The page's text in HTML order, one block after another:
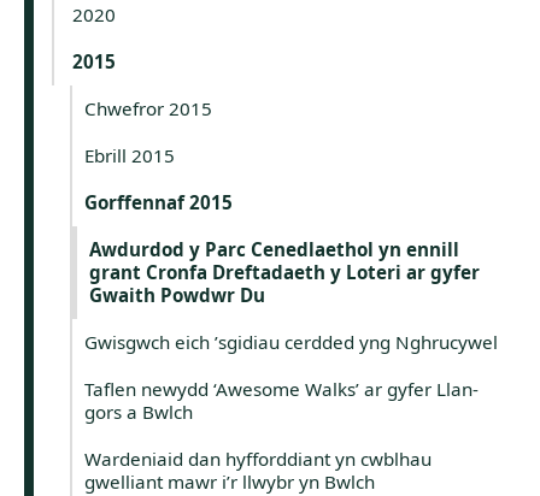
2020
2015
Chwefror 2015
Ebrill 2015
Gorffennaf 2015
Awdurdod y Parc Cenedlaethol yn ennill
grant Cronfa Dreftadaeth y Loteri ar gyfer
Gwaith Powdwr Du
Gwisgwch eich ’sgidiau cerdded yng Nghrucywel
Taflen newydd ‘Awesome Walks’ ar gyfer Llan-
gors a Bwlch
Wardeniaid dan hyfforddiant yn cwblhau
gwelliant mawr i’r llwybr yn Bwlch